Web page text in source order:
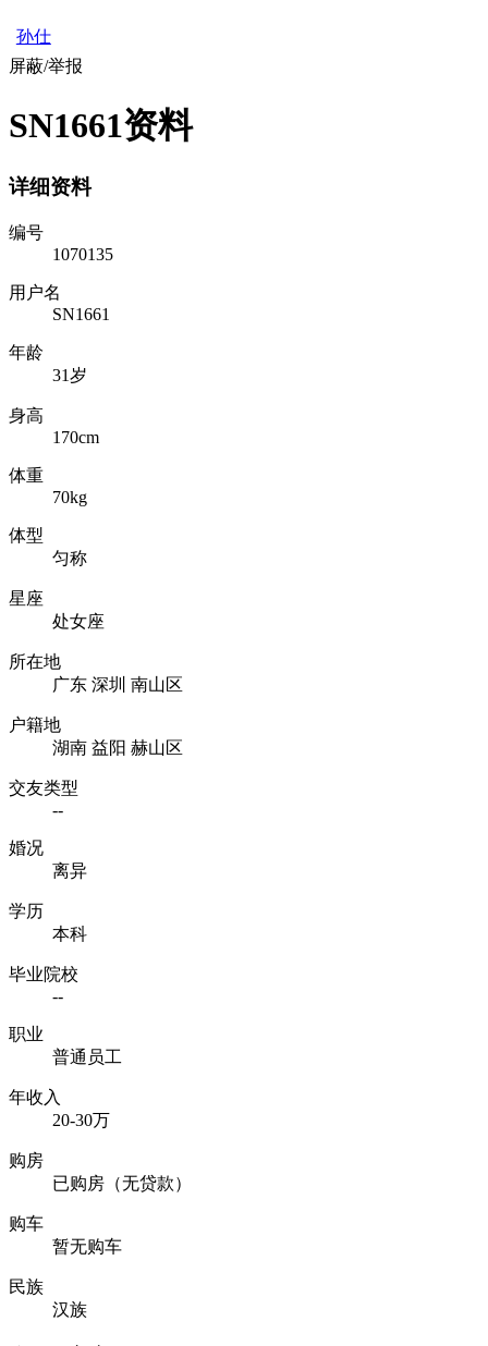
孙仕
屏蔽/举报
SN1661资料
详细资料
编号
1070135
用户名
SN1661
年龄
31岁
身高
170cm
体重
70kg
体型
匀称
星座
处女座
所在地
广东 深圳 南山区
户籍地
湖南 益阳 赫山区
交友类型
--
婚况
离异
学历
本科
毕业院校
--
职业
普通员工
年收入
20-30万
购房
已购房（无贷款）
购车
暂无购车
民族
汉族